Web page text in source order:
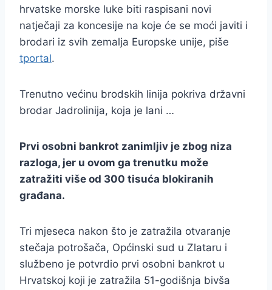
hrvatske morske luke biti raspisani novi
natječaji za koncesije na koje će se moći javiti i
brodari iz svih zemalja Europske unije, piše
tportal.
Trenutno većinu brodskih linija pokriva državni
brodar Jadrolinija, koja je lani …
Prvi osobni bankrot zanimljiv je zbog niza
razloga, jer u ovom ga trenutku može
zatražiti više od 300 tisuća blokiranih
građana.
Tri mjeseca nakon što je zatražila otvaranje
stečaja potrošača, Općinski sud u Zlataru i
službeno je potvrdio prvi osobni bankrot u
Hrvatskoj koji je zatražila 51-godišnja bivša